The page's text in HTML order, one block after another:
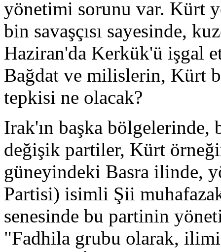
yönetimi sorunu var. Kürt
bin savaşçısı sayesinde,
Haziran'da Kerkük'ü işgal
Bağdat ve milislerin, Kürt
tepkisi ne olacak?
Irak'ın başka
değişik partiler, Kürt
güneyindeki Basra ilinde,
Partisi) isimli Şii
senesinde bu partinin
"Fadhila grubu olarak,